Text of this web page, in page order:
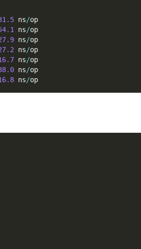
ns/op
ns/op
ns/op
ns/op
ns/op
ns/op
ns/op